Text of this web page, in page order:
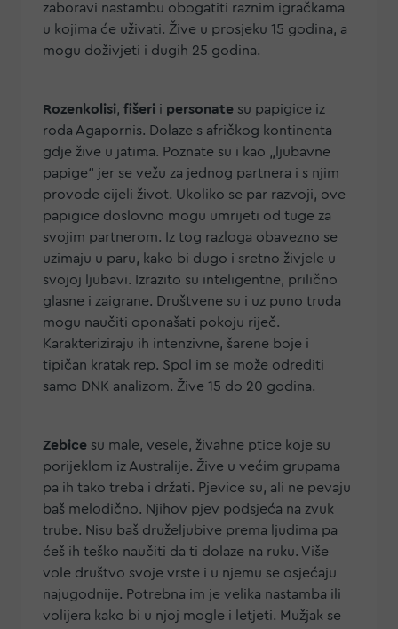
zaboravi nastambu obogatiti raznim igračkama
u kojima će uživati. Žive u prosjeku 15 godina, a
mogu doživjeti i dugih 25 godina.
Rozenkolisi, fišeri i personate su papigice iz
roda Agapornis. Dolaze s afričkog kontinenta
gdje žive u jatima. Poznate su i kao „ljubavne
papige“ jer se vežu za jednog partnera i s njim
provode cijeli život. Ukoliko se par razvoji, ove
papigice doslovno mogu umrijeti od tuge za
svojim partnerom. Iz tog razloga obavezno se
uzimaju u paru, kako bi dugo i sretno živjele u
svojoj ljubavi. Izrazito su inteligentne, prilično
glasne i zaigrane. Društvene su i uz puno truda
mogu naučiti oponašati pokoju riječ.
Karakteriziraju ih intenzivne, šarene boje i
tipičan kratak rep. Spol im se može odrediti
samo DNK analizom. Žive 15 do 20 godina.
Zebice su male, vesele, živahne ptice koje su
porijeklom iz Australije. Žive u većim grupama
pa ih tako treba i držati. Pjevice su, ali ne pevaju
baš melodično. Njihov pjev podsjeća na zvuk
trube. Nisu baš druželjubive prema ljudima pa
ćeš ih teško naučiti da ti dolaze na ruku. Više
vole društvo svoje vrste i u njemu se osjećaju
najugodnije. Potrebna im je velika nastamba ili
volijera kako bi u njoj mogle i letjeti. Mužjak se